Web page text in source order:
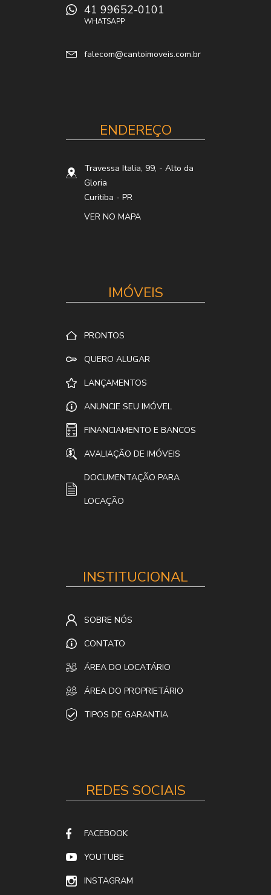
41 99652-0101
WHATSAPP
falecom@cantoimoveis.com.br
ENDEREÇO
Travessa Italia, 99, - Alto da
Gloria
Curitiba - PR
VER NO MAPA
IMÓVEIS
PRONTOS
QUERO ALUGAR
LANÇAMENTOS
ANUNCIE SEU IMÓVEL
FINANCIAMENTO E BANCOS
AVALIAÇÃO DE IMÓVEIS
DOCUMENTAÇÃO PARA
LOCAÇÃO
INSTITUCIONAL
SOBRE NÓS
CONTATO
ÁREA DO LOCATÁRIO
ÁREA DO PROPRIETÁRIO
TIPOS DE GARANTIA
REDES SOCIAIS
FACEBOOK
YOUTUBE
INSTAGRAM